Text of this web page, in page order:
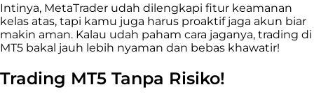
Intinya, MetaTrader udah dilengkapi fitur keamanan
kelas atas, tapi kamu juga harus proaktif jaga akun biar
makin aman. Kalau udah paham cara jaganya, trading di
MT5 bakal jauh lebih nyaman dan bebas khawatir!
Trading MT5 Tanpa Risiko!